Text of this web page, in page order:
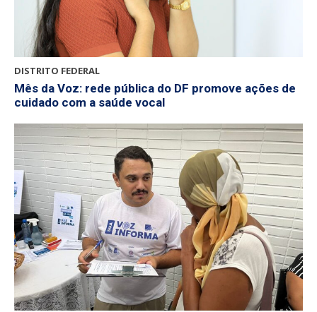
DISTRITO FEDERAL
Mês da Voz: rede pública do DF promove ações de
cuidado com a saúde vocal